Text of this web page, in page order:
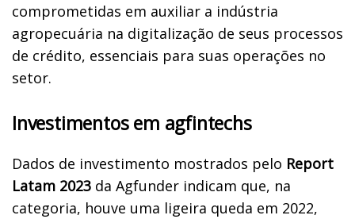
comprometidas em auxiliar a indústria
agropecuária na digitalização de seus processos
de crédito, essenciais para suas operações no
setor.
Investimentos em agfintechs
Dados de investimento mostrados pelo Report
Latam 2023 da Agfunder indicam que, na
categoria, houve uma ligeira queda em 2022,